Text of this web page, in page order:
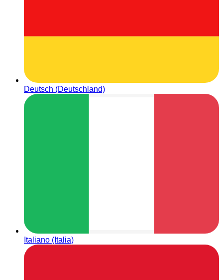
Deutsch (Deutschland)
Italiano (Italia)